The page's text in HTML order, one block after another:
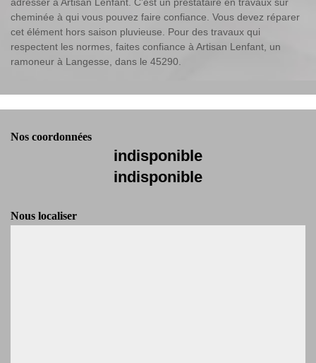
adresser à Artisan Lenfant. C’est un prestataire en travaux sur
cheminée à qui vous pouvez faire confiance. Vous devez réparer
cet élément hors saison pluvieuse. Pour des travaux qui
respectent les normes, faites confiance à Artisan Lenfant, un
ramoneur à Langesse, dans le 45290.
Nos coordonnées
indisponible
indisponible
Nous localiser